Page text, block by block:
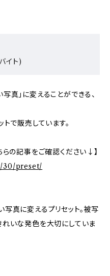
イト)
真」に変えることができる、
で販売しています。
らの記事をご確認ください↓】
30/preset/
真に変えるプリセット。被写
れいな発色を大切にしていま